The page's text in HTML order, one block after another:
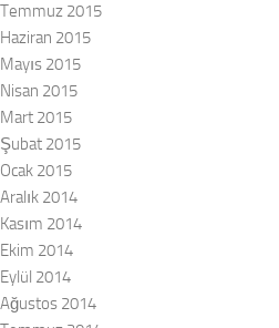
Temmuz 2015
Haziran 2015
Mayıs 2015
Nisan 2015
Mart 2015
Şubat 2015
Ocak 2015
Aralık 2014
Kasım 2014
Ekim 2014
Eylül 2014
Ağustos 2014